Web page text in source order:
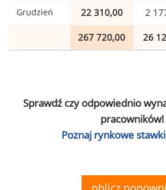
Grudzień 22 310,00 2
267 720,00 26
Sprawdź czy odpowiednio
pracowników!
Poznaj rynkowe stawki